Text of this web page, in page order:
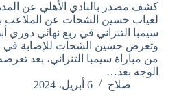
كشف مصدر بالنادي الأهلي عن
لغياب حسين الشحات عن الملاعب
سيمبا التنزاني في ربع نهائي دوري
من مباراة سيمبا التنزاني، بعد
الوجه بعد…
صلاح
6 أبريل، 2024